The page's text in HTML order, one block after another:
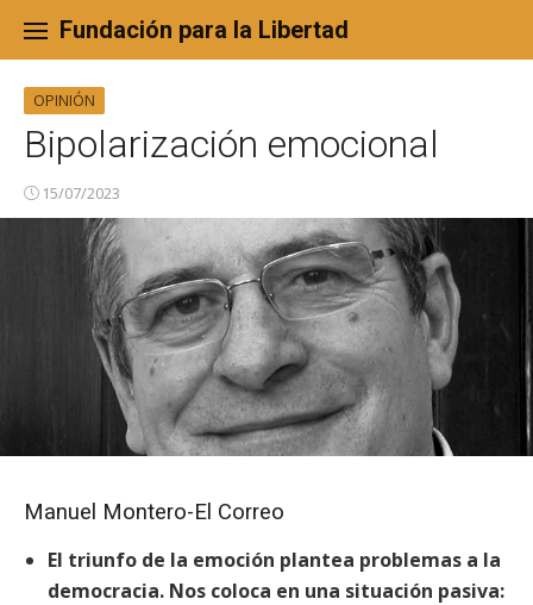
content
Fundación para la Libertad
OPINIÓN
Bipolarización emocional
15/07/2023
Manuel Montero-El Correo
El triunfo de la emoción plantea problemas a la
democracia. Nos coloca en una situación pasiva: